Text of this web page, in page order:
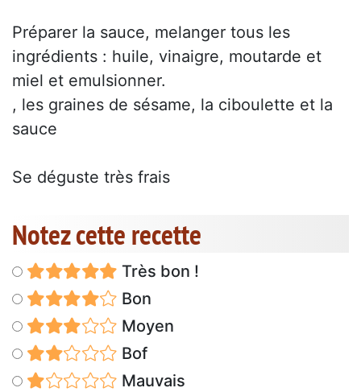
Préparer la sauce, melanger tous les
ingrédients : huile, vinaigre, moutarde et
miel et emulsionner.
, les graines de sésame, la ciboulette et la
sauce
Se déguste très frais
Notez cette recette
Très bon !
Bon
Moyen
Bof
Mauvais